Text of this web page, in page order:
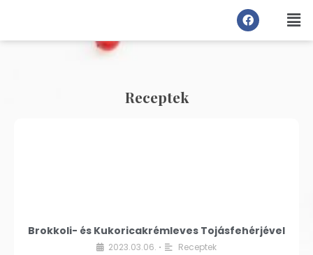
Receptek
Brokkoli- és Kukoricakrémleves Tojásfehérjével
2023.03.06. • Receptek